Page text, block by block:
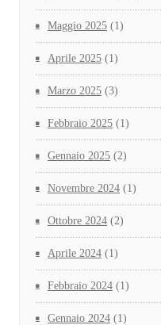
Maggio 2025 (1)
Aprile 2025 (1)
Marzo 2025 (3)
Febbraio 2025 (1)
Gennaio 2025 (2)
Novembre 2024 (1)
Ottobre 2024 (2)
Aprile 2024 (1)
Febbraio 2024 (1)
Gennaio 2024 (1)